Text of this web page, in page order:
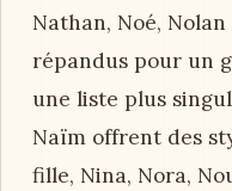
Nathan, Noé,
répandus pour un
une liste plus
Naïm offrent des
fille, Nina, Nora,